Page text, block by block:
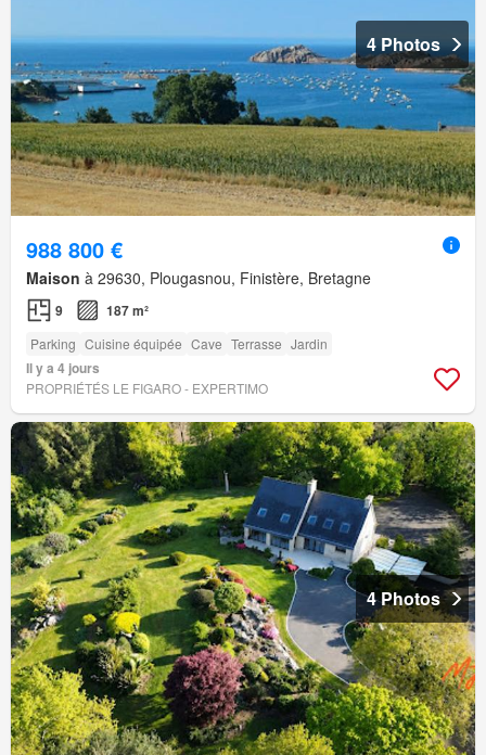
4 Photos
988 800 €
Maison à 29630, Plougasnou, Finistère, Bretagne
9 187 m²
Parking Cuisine équipée Cave Terrasse Jardin
Il y a 4 jours
PROPRIÉTÉS LE FIGARO - EXPERTIMO
4 Photos